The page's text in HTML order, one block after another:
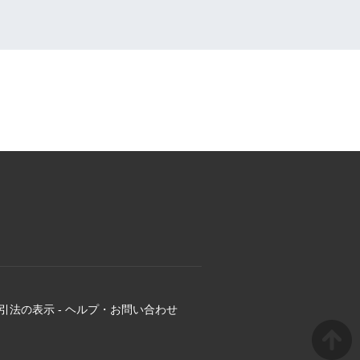
法の表示 - ヘルプ・お問い合わせ